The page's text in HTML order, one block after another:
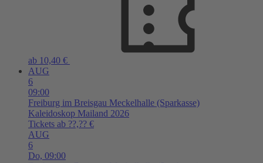
ab 10,40 €
AUG
6
09:00
Freiburg im Breisgau Meckelhalle (Sparkasse)
Kaleidoskop Mailand 2026
Tickets ab ??,?? €
AUG
6
Do, 09:00